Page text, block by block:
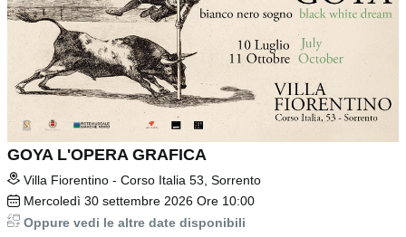
GOYA L'OPERA GRAFICA
Villa Fiorentino - Corso Italia 53, Sorrento
Mercoledì 30 settembre 2026 Ore 10:00
Oppure vedi le altre date disponibili